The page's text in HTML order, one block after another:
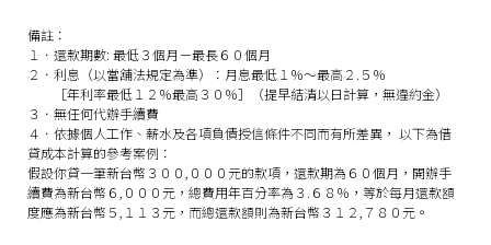
備註：
１．還款期數: 最低３個月－最長６０個月
２．利息（以當舖法規定為準）：月息最低１％～最高２.５％
［年利率最低１２％最高３０％］（提早結清以日計算，無違約金）
３．無任何代辦手續費
４．依據個人工作、薪水及各項負債授信條件不同而有所差異， 以下為借
貸成本計算的參考案例：
假設你貸一筆新台幣３００,０００元的款項，還款期為６０個月，開辦手
續費為新台幣６,０００元，總費用年百分率為３.６８％，等於每月還款額
度應為新台幣５,１１３元，而總還款額則為新台幣３１２,７８０元。